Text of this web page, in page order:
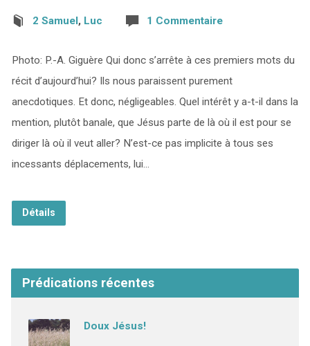
2 Samuel, Luc 1 Commentaire
Photo: P.-A. Giguère Qui donc s’arrête à ces premiers mots du
récit d’aujourd’hui? Ils nous paraissent purement
anecdotiques. Et donc, négligeables. Quel intérêt y a-t-il dans la
mention, plutôt banale, que Jésus parte de là où il est pour se
diriger là où il veut aller? N’est-ce pas implicite à tous ses
incessants déplacements, lui…
Détails
Prédications récentes
Doux Jésus!